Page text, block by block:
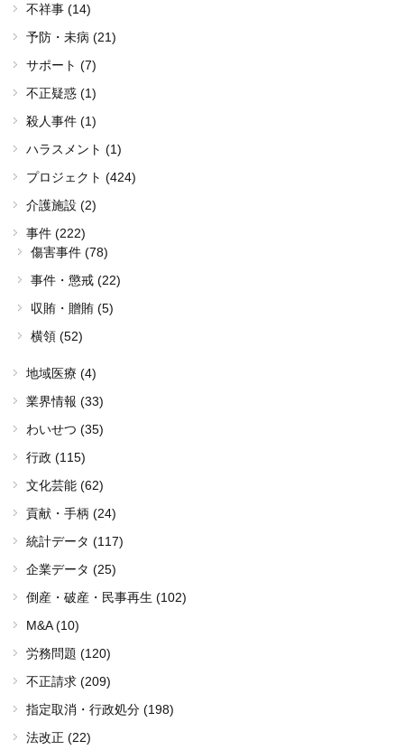
不祥事 (14)
予防・未病 (21)
サポート (7)
不正疑惑 (1)
殺人事件 (1)
ハラスメント (1)
プロジェクト (424)
介護施設 (2)
事件 (222)
傷害事件 (78)
事件・懲戒 (22)
収賄・贈賄 (5)
横領 (52)
地域医療 (4)
業界情報 (33)
わいせつ (35)
行政 (115)
文化芸能 (62)
貢献・手柄 (24)
統計データ (117)
企業データ (25)
倒産・破産・民事再生 (102)
M&A (10)
労務問題 (120)
不正請求 (209)
指定取消・行政処分 (198)
法改正 (22)